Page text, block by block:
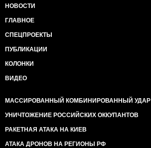
НОВОСТИ
ГЛАВНОЕ
СПЕЦПРОЕКТЫ
ПУБЛИКАЦИИ
КОЛОНКИ
ВИДЕО
МАССИРОВАННЫЙ КОМБИНИРОВАННЫЙ УДАР
УНИЧТОЖЕНИЕ РОССИЙСКИХ ОККУПАНТОВ
РАКЕТНАЯ АТАКА НА КИЕВ
АТАКА ДРОНОВ НА РЕГИОНЫ РФ